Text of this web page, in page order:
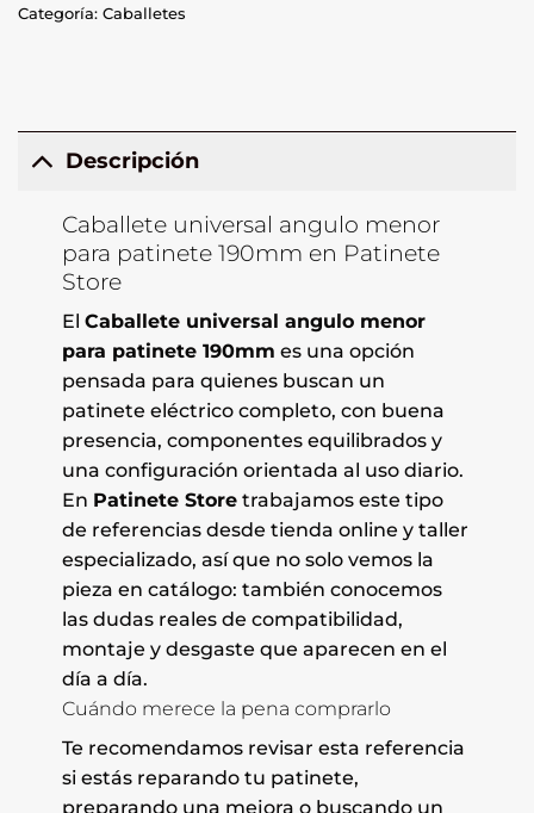
Categoría: Caballetes
Descripción
Caballete universal angulo menor
para patinete 190mm en Patinete
Store
El Caballete universal angulo menor
para patinete 190mm es una opción
pensada para quienes buscan un
patinete eléctrico completo, con buena
presencia, componentes equilibrados y
una configuración orientada al uso diario.
En Patinete Storetrabajamos este tipo
de referencias desde tienda online y taller
especializado, así que no solo vemos la
pieza en catálogo: también conocemos
las dudas reales de compatibilidad,
montaje y desgaste que aparecen en el
día a día.
Cuándo merece la pena comprarlo
Te recomendamos revisar esta referencia
si estás reparando tu patinete,
preparando una mejora o buscando un